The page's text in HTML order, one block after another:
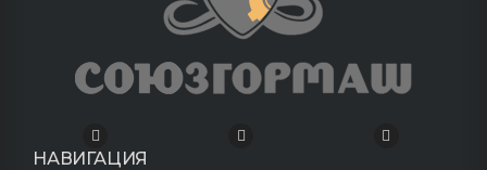
НАВИГАЦИЯ